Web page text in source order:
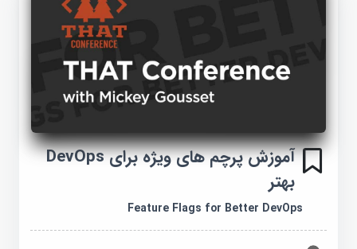
آموزش پرچم های ویژه برای DevOps
بهتر
Feature Flags for Better DevOps